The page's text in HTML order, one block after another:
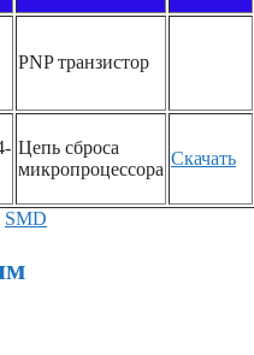
PNP транзистор
Цепь сброса
микропроцессора
Скачать
SMD